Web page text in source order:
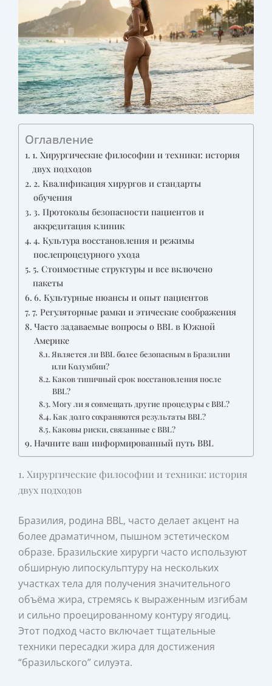
Оглавление
1. Хирургические философии и техники: история
двух подходов
2. Квалификация хирургов и стандарты
обучения
3. Протоколы безопасности пациентов и
аккредитация клиник
4. Культура восстановления и режимы
послепроцедурного ухода
5. Стоимостные структуры и все включено
пакеты
6. Культурные нюансы и опыт пациентов
7. Регуляторные рамки и этические соображения
Часто задаваемые вопросы о BBL в Южной
Америке
Является ли BBL более безопасным в Бразилии
или Колумбии?
Каков типичный срок восстановления после
BBL?
Могу ли я совмещать другие процедуры с BBL?
Как долго сохраняются результаты BBL?
Каковы риски, связанные с BBL?
Начните ваш информированный путь BBL
1. Хирургические философии и техники: история
двух подходов
Бразилия, родина BBL, часто делает акцент на
более драматичном, пышном эстетическом
образе. Бразильские хирурги часто используют
обширную липоскульптуру на нескольких
участках тела для получения значительного
объёма жира, стремясь к выраженным изгибам
и сильно проецированному контуру ягодиц.
Этот подход часто включает тщательные
техники пересадки жира для достижения
“бразильского” силуэта.